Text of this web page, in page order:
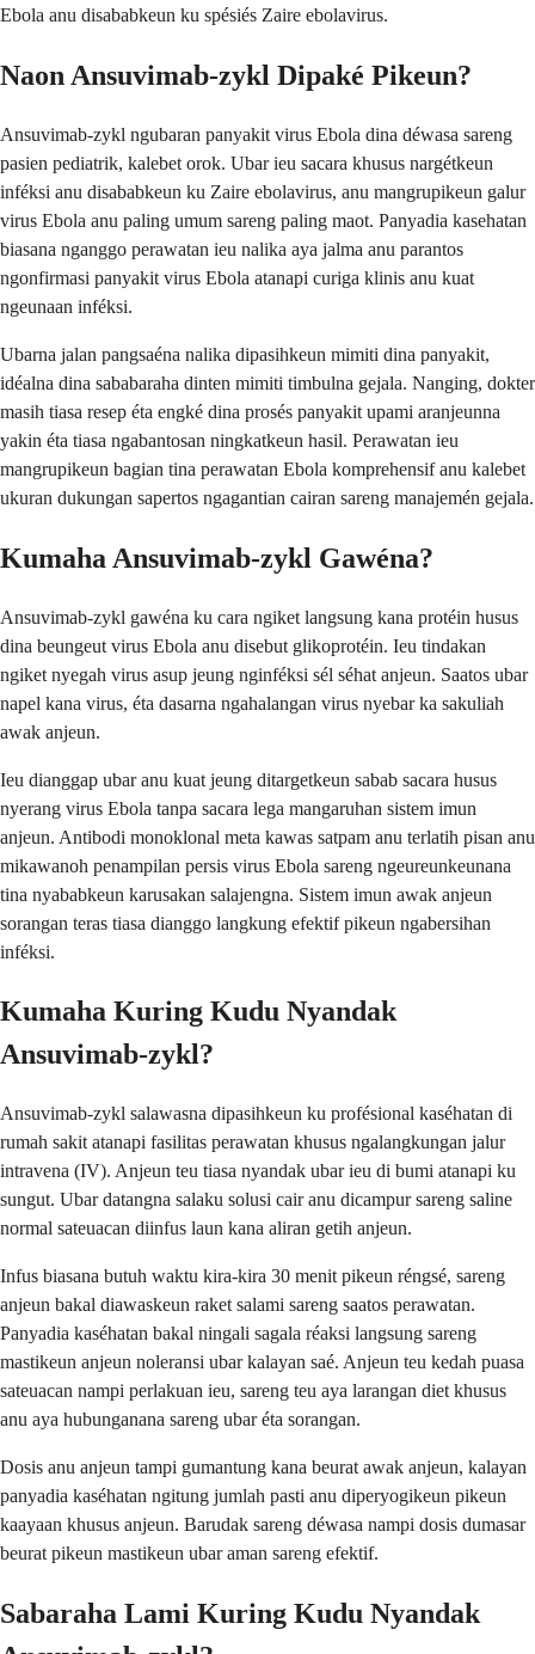
Ebola anu disababkeun ku spésiés Zaire ebolavirus.
Naon Ansuvimab-zykl Dipaké Pikeun?
Ansuvimab-zykl ngubaran panyakit virus Ebola dina déwasa sareng
pasien pediatrik, kalebet orok. Ubar ieu sacara khusus nargétkeun
inféksi anu disababkeun ku Zaire ebolavirus, anu mangrupikeun galur
virus Ebola anu paling umum sareng paling maot. Panyadia kasehatan
biasana nganggo perawatan ieu nalika aya jalma anu parantos
ngonfirmasi panyakit virus Ebola atanapi curiga klinis anu kuat
ngeunaan inféksi.
Ubarna jalan pangsaéna nalika dipasihkeun mimiti dina panyakit,
idéalna dina sababaraha dinten mimiti timbulna gejala. Nanging, dokter
masih tiasa resep éta engké dina prosés panyakit upami aranjeunna
yakin éta tiasa ngabantosan ningkatkeun hasil. Perawatan ieu
mangrupikeun bagian tina perawatan Ebola komprehensif anu kalebet
ukuran dukungan sapertos ngagantian cairan sareng manajemén gejala.
Kumaha Ansuvimab-zykl Gawéna?
Ansuvimab-zykl gawéna ku cara ngiket langsung kana protéin husus
dina beungeut virus Ebola anu disebut glikoprotéin. Ieu tindakan
ngiket nyegah virus asup jeung nginféksi sél séhat anjeun. Saatos ubar
napel kana virus, éta dasarna ngahalangan virus nyebar ka sakuliah
awak anjeun.
Ieu dianggap ubar anu kuat jeung ditargetkeun sabab sacara husus
nyerang virus Ebola tanpa sacara lega mangaruhan sistem imun
anjeun. Antibodi monoklonal meta kawas satpam anu terlatih pisan anu
mikawanoh penampilan persis virus Ebola sareng ngeureunkeunana
tina nyababkeun karusakan salajengna. Sistem imun awak anjeun
sorangan teras tiasa dianggo langkung efektif pikeun ngabersihan
inféksi.
Kumaha Kuring Kudu Nyandak
Ansuvimab-zykl?
Ansuvimab-zykl salawasna dipasihkeun ku profésional kaséhatan di
rumah sakit atanapi fasilitas perawatan khusus ngalangkungan jalur
intravena (IV). Anjeun teu tiasa nyandak ubar ieu di bumi atanapi ku
sungut. Ubar datangna salaku solusi cair anu dicampur sareng saline
normal sateuacan diinfus laun kana aliran getih anjeun.
Infus biasana butuh waktu kira-kira 30 menit pikeun réngsé, sareng
anjeun bakal diawaskeun raket salami sareng saatos perawatan.
Panyadia kaséhatan bakal ningali sagala réaksi langsung sareng
mastikeun anjeun noleransi ubar kalayan saé. Anjeun teu kedah puasa
sateuacan nampi perlakuan ieu, sareng teu aya larangan diet khusus
anu aya hubunganana sareng ubar éta sorangan.
Dosis anu anjeun tampi gumantung kana beurat awak anjeun, kalayan
panyadia kaséhatan ngitung jumlah pasti anu diperyogikeun pikeun
kaayaan khusus anjeun. Barudak sareng déwasa nampi dosis dumasar
beurat pikeun mastikeun ubar aman sareng efektif.
Sabaraha Lami Kuring Kudu Nyandak